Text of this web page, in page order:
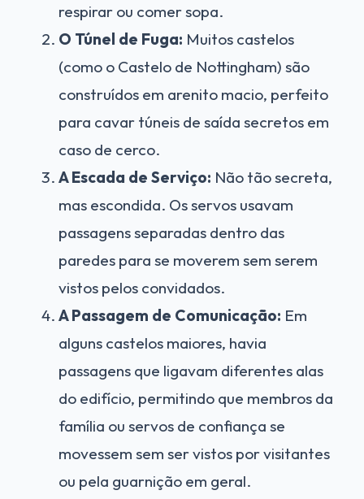
respirar ou comer sopa.
O Túnel de Fuga: Muitos castelos
(como o Castelo de Nottingham) são
construídos em arenito macio, perfeito
para cavar túneis de saída secretos em
caso de cerco.
A Escada de Serviço: Não tão secreta,
mas escondida. Os servos usavam
passagens separadas dentro das
paredes para se moverem sem serem
vistos pelos convidados.
A Passagem de Comunicação: Em
alguns castelos maiores, havia
passagens que ligavam diferentes alas
do edifício, permitindo que membros da
família ou servos de confiança se
movessem sem ser vistos por visitantes
ou pela guarnição em geral.